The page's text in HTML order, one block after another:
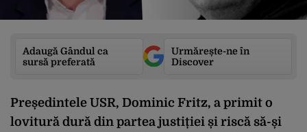
Adaugă Gândul ca
sursă preferată
Urmărește-ne în
Discover
Președintele USR, Dominic Fritz, a primit o
lovitură dură din partea justiției și riscă să-și